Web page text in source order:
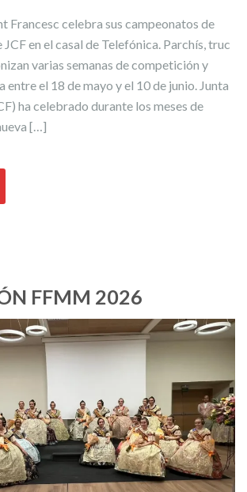
Francesc celebra sus campeonatos de
JCF en el casal de Telefónica. Parchís, truc
varias semanas de competición y
entre el 18 de mayo y el 10 de junio. Junta
ha celebrado durante los meses de
[…]
FFMM 2026